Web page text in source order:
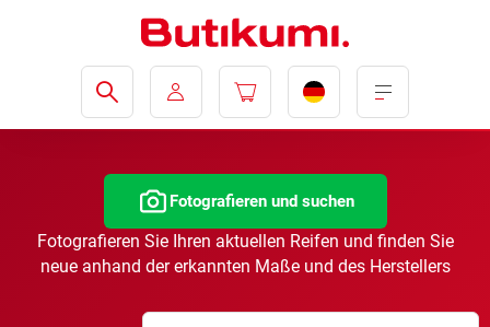
Fotografieren und suchen
Fotografieren Sie Ihren aktuellen Reifen und finden Sie
neue anhand der erkannten Maße und des Herstellers